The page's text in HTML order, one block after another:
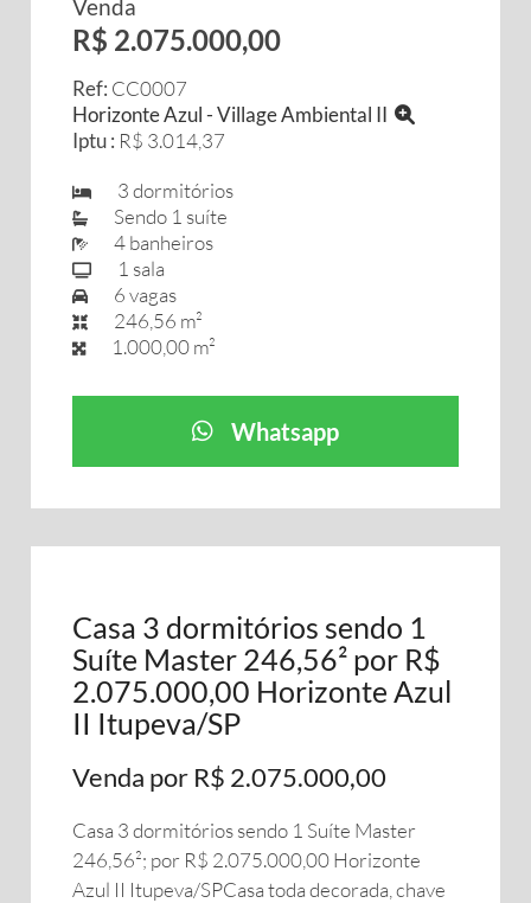
Venda
R$ 2.075.000,00
Ref: CC0007
Horizonte Azul - Village Ambiental II
Iptu : R$ 3.014,37
3 dormitórios
Sendo 1 suíte
4 banheiros
1 sala
6 vagas
246,56 m²
1.000,00 m²
Whatsapp
Casa 3 dormitórios sendo 1
Suíte Master 246,56² por R$
2.075.000,00 Horizonte Azul
II Itupeva/SP
Venda por R$ 2.075.000,00
Casa 3 dormitórios sendo 1 Suíte Master
246,56²; por R$ 2.075.000,00 Horizonte
Azul II Itupeva/SPCasa toda decorada, chave